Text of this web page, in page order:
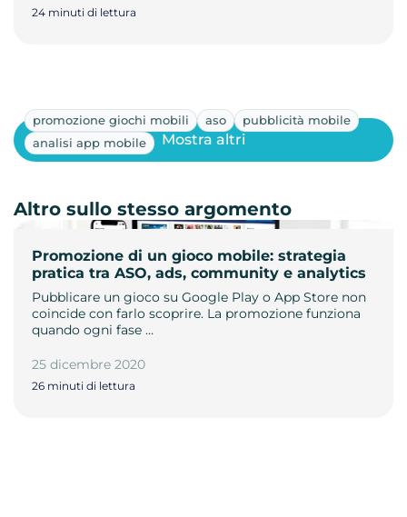
24 minuti di lettura
promozione giochi mobili aso
pubblicità mobile
analisi app mobile
Promozione di un gioco mobile: strategia
pratica tra ASO, ads, community e analytics
Pubblicare un gioco su Google Play o App Store non
coincide con farlo scoprire. La promozione funziona
quando ogni fase …
25 dicembre 2020
26 minuti di lettura
Mostra altri
Altro sullo stesso argomento